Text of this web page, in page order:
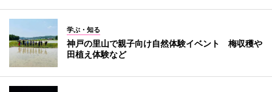
学ぶ・知る
神戸の里山で親子向け自然体験イベント 梅収穫や
田植え体験など